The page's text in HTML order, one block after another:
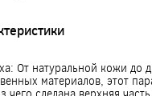
От натуральной кожи до
материалов, этот